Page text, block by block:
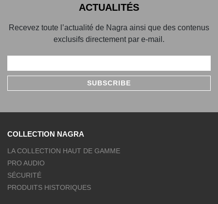
ACTUALITÉS
Recevez toute l’actualité de Nagra ainsi que des contenus
exclusifs directement par e-mail.
COLLECTION NAGRA
LA COLLECTION HAUT DE GAMME
PRO AUDIO
SÉCURITÉ
PRODUITS HISTORIQUES